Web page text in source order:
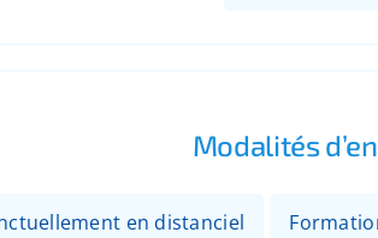
Modalités
en distanciel